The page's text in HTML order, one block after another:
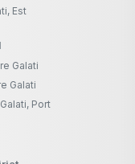
Est
Galati
Galati
Port